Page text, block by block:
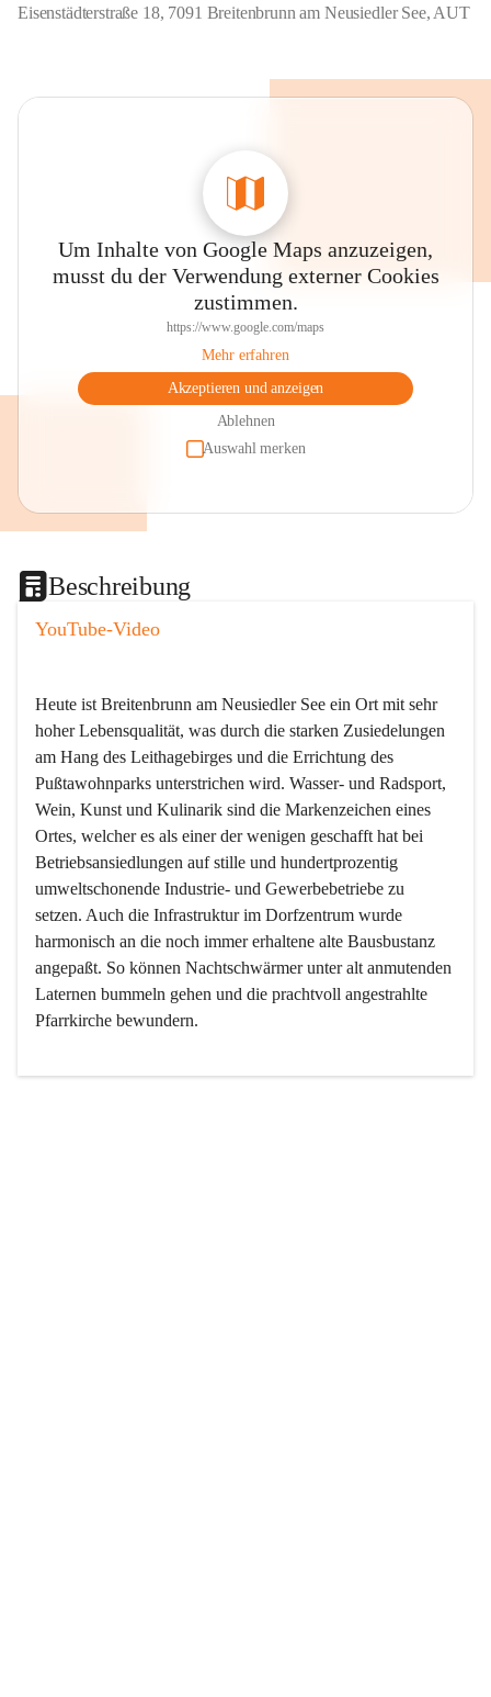
Eisenstädterstraße 18, 7091 Breitenbrunn am Neusiedler See, AUT
Um Inhalte von Google Maps anzuzeigen,
musst du der Verwendung externer Cookies
zustimmen.
https://www.google.com/maps
Mehr erfahren
Akzeptieren und anzeigen
Ablehnen
Auswahl merken
Beschreibung
YouTube-Video
Heute ist Breitenbrunn am Neusiedler See ein Ort mit sehr
hoher Lebensqualität, was durch die starken Zusiedelungen
am Hang des Leithagebirges und die Errichtung des
Pußtawohnparks unterstrichen wird. Wasser- und Radsport,
Wein, Kunst und Kulinarik sind die Markenzeichen eines
Ortes, welcher es als einer der wenigen geschafft hat bei
Betriebsansiedlungen auf stille und hundertprozentig
umweltschonende Industrie- und Gewerbebetriebe zu
setzen. Auch die Infrastruktur im Dorfzentrum wurde
harmonisch an die noch immer erhaltene alte Bausbustanz
angepaßt. So können Nachtschwärmer unter alt anmutenden
Laternen bummeln gehen und die prachtvoll angestrahlte
Pfarrkirche bewundern.
Der Weinbau dominert heute nicht mehr, ist aber integrativer